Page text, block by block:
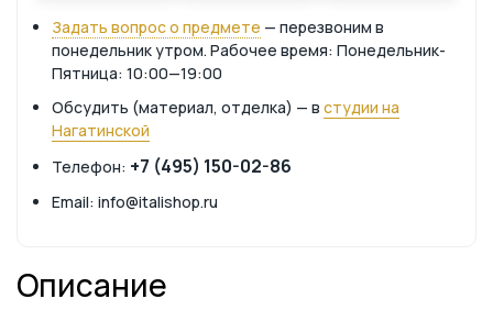
Задать вопрос о предмете — перезвоним в
понедельник утром. Рабочее время: Понедельник-
Пятница: 10:00—19:00
Обсудить (материал, отделка) — в студии на
Нагатинской
Телефон: +7 (495) 150-02-86
Email: info@italishop.ru
Описание